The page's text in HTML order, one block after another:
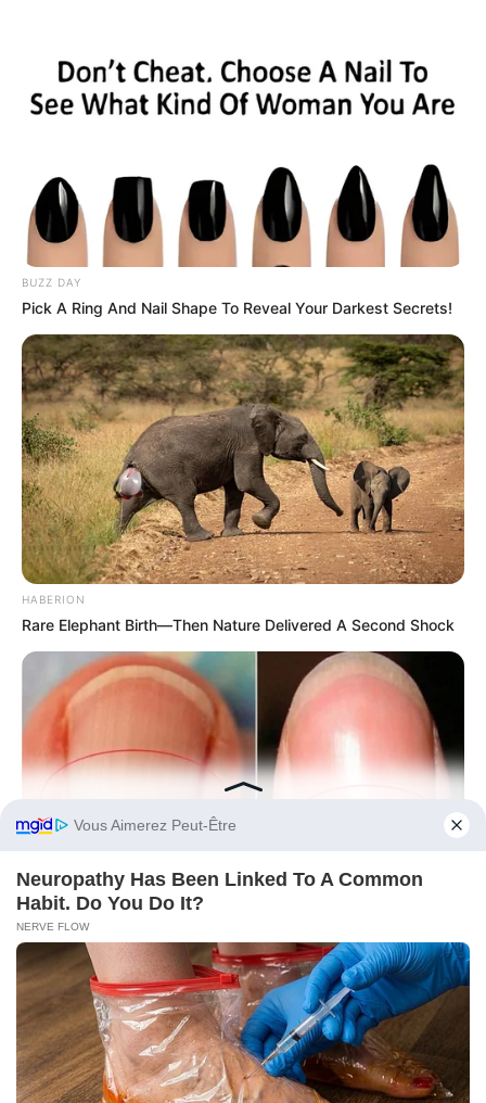
BUZZ DAY
Pick A Ring And Nail Shape To Reveal Your Darkest Secrets!
HABERION
Rare Elephant Birth—Then Nature Delivered A Second Shock
Look At Your Nails: An Important Sign
Before You Go